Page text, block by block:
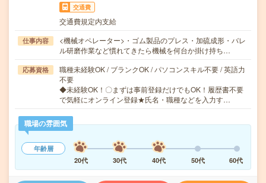
交通費
交通費規定内支給
仕事内容
<機械オペレーター>・ゴム製品のプレス・加硫成形・バレ
ル研磨作業など慣れてきたら機械を何台か掛け持ち…
応募資格
職種未経験OK / ブランクOK / パソコンスキル不要 / 英語力
不要
◆未経験OK！〇まずは事前登録だけでもOK！履歴書不要
で気軽にオンライン登録★氏名・職種などを入力す…
職場の雰囲気
年齢層
20代
30代 40代 50代 60代